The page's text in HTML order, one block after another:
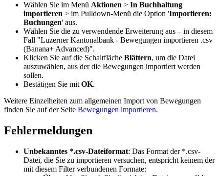
Wählen Sie im Menü Aktionen > In Buchhaltung
importieren > im Pulldown-Menü die Option 'Importieren:
Buchungen' aus.
Wählen Sie die zu verwendende Erweiterung aus – in diesem
Fall "Luzerner Kantonalbank - Bewegungen importieren .csv
(Banana+ Advanced)".
Klicken Sie auf die Schaltfläche Blättern, um die Datei
auszuwählen, aus der die Bewegungen importiert werden
sollen.
Bestätigen Sie mit OK.
Weitere Einzelheiten zum allgemeinen Import von Bewegungen
finden Sie auf der Seite Bewegungen importieren.
Fehlermeldungen
Unbekanntes *.csv-Dateiformat: Das Format der *.csv-
Datei, die Sie zu importieren versuchen, entspricht keinem der
mit diesem Filter verbundenen Formate: